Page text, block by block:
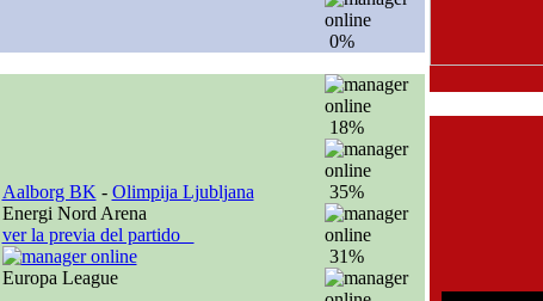
0%
Aalborg BK - Olimpija Ljubljana
Energi Nord Arena
ver la previa del partido
Europa League
18%
35%
31%